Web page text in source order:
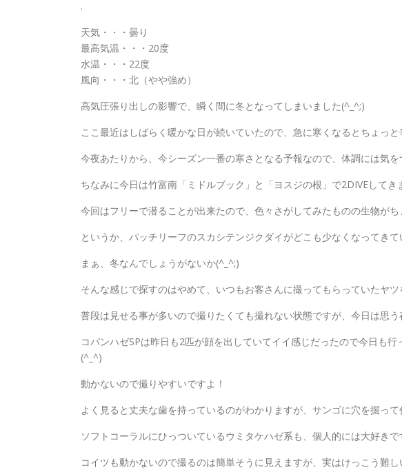
.
天気・・・曇り
最高気温・・・20度
水温・・・22度
風向・・・北（やや強め）
高気圧張り出しの影響で、瞬く間に冬となってしまいました(^_^;)
ここ最近はしばらく暖かな日が続いていたので、急に寒くなるとちょっと
今夜あたりから、今シーズン一番の寒さとなる予報なので、体調には気を
ちなみに今日は竹富南「ミドルブック」と「ヨスジの根」で2DIVEしてき
今回はフリーで潜ることが出来たので、色々さがしてみたものの生物がち
というか、パッチリーフのスカシテンジクダイがどこも少なくなってきて
まぁ、冬なんでしょうがないか(^_^;)
そんな感じで探すのはやめて、いつもお客さんに撮ってもらっていたヤツ
普段は見せる事が多いので撮りたくても撮れない状態ですが、今日は思う
コバンハゼSPは昨日も2匹が顔を出していてイイ感じだったので今日も
(^_^)
動かないので撮りやすいですよ！
よく見ると丈夫な歯を持っているのがわかりますが、サンゴに穴を掘っ
ソフトコーラルにひっついているウミタケハゼ系も、個人的には大好きで
コイツも動かないので撮るのは簡単そうに見えますが、実はけっこう難し